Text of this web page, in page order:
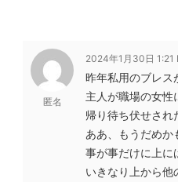
匿名
2024年1月30日 1:21
昨年私用のブレス
主人が職場の女性
帰り待ち伏せされ
ああ、もうだめか
事が事だけに上に
いきなり上から他